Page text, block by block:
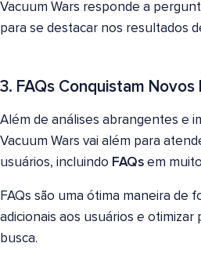
Vacuum Wars responde a
para se destacar nos resultados
3. FAQs Conquistam Novos
Além de análises abrangentes e
Vacuum Wars vai além para
usuários, incluindo FAQs em
FAQs são uma ótima maneira de
adicionais aos usuários e otimizar
busca.